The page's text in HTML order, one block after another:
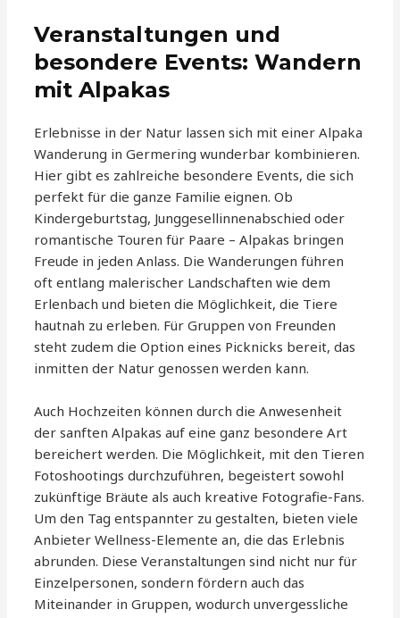
Veranstaltungen und
besondere Events: Wandern
mit Alpakas
Erlebnisse in der Natur lassen sich mit einer Alpaka
Wanderung in Germering wunderbar kombinieren.
Hier gibt es zahlreiche besondere Events, die sich
perfekt für die ganze Familie eignen. Ob
Kindergeburtstag, Junggesellinnenabschied oder
romantische Touren für Paare – Alpakas bringen
Freude in jeden Anlass. Die Wanderungen führen
oft entlang malerischer Landschaften wie dem
Erlenbach und bieten die Möglichkeit, die Tiere
hautnah zu erleben. Für Gruppen von Freunden
steht zudem die Option eines Picknicks bereit, das
inmitten der Natur genossen werden kann.
Auch Hochzeiten können durch die Anwesenheit
der sanften Alpakas auf eine ganz besondere Art
bereichert werden. Die Möglichkeit, mit den Tieren
Fotoshootings durchzuführen, begeistert sowohl
zukünftige Bräute als auch kreative Fotografie-Fans.
Um den Tag entspannter zu gestalten, bieten viele
Anbieter Wellness-Elemente an, die das Erlebnis
abrunden. Diese Veranstaltungen sind nicht nur für
Einzelpersonen, sondern fördern auch das
Miteinander in Gruppen, wodurch unvergessliche